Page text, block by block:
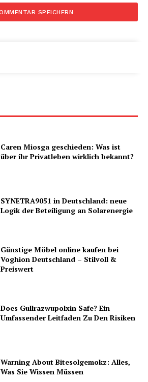
Caren Miosga geschieden: Was ist
über ihr Privatleben wirklich bekannt?
SYNETRA9051 in Deutschland: neue
Logik der Beteiligung an Solarenergie
Günstige Möbel online kaufen bei
Voghion Deutschland – Stilvoll &
Preiswert
Does Gullrazwupolxin Safe? Ein
Umfassender Leitfaden Zu Den Risiken
Warning About Bitesolgemokz: Alles,
Was Sie Wissen Müssen